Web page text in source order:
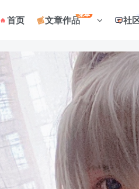
首页 文章作品菜单 社